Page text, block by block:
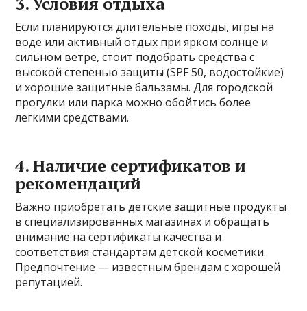
Если планируются длительные походы, игры на
воде или активный отдых при ярком солнце и
сильном ветре, стоит подобрать средства с
высокой степенью защиты (SPF 50, водостойкие)
и хорошие защитные бальзамы. Для городской
прогулки или парка можно обойтись более
легкими средствами.
4. Наличие сертификатов и
рекомендаций
Важно приобретать детские защитные продукты
в специализированных магазинах и обращать
внимание на сертификаты качества и
соответствия стандартам детской косметики.
Предпочтение — известным брендам с хорошей
репутацией.